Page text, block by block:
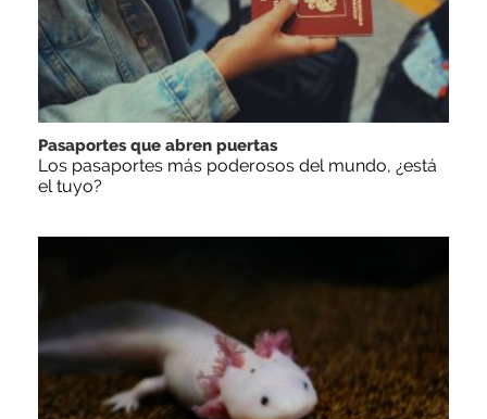
Pasaportes que abren puertas
Los pasaportes más poderosos del mundo, ¿está
el tuyo?